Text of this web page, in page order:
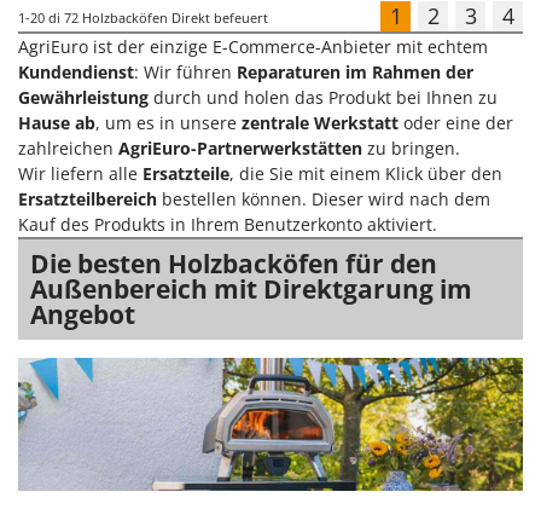
1-20 di 72 Holzbacköfen Direkt befeuert 1 2 3 4
AgriEuro ist der einzige E-Commerce-Anbieter mit echtem
Kundendienst: Wir führen Reparaturen im Rahmen der
Gewährleistung durch und holen das Produkt bei Ihnen zu
Hause ab, um es in unsere zentrale Werkstatt oder eine der
zahlreichen AgriEuro-Partnerwerkstätten zu bringen.
Wir liefern alle Ersatzteile, die Sie mit einem Klick über den
Ersatzteilbereich bestellen können. Dieser wird nach dem
Kauf des Produkts in Ihrem Benutzerkonto aktiviert.
Die besten Holzbacköfen für den
Außenbereich mit Direktgarung im
Angebot